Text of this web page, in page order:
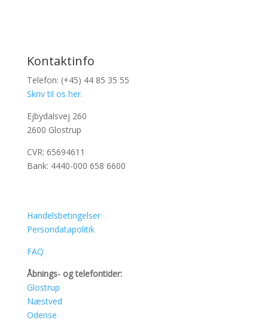
Kontaktinfo
Telefon: (+45) 44 85 35 55
Skriv til os her.
Ejbydalsvej 260
2600 Glostrup
CVR: 65694611
Bank: 4440-000 658 6600
Handelsbetingelser
Persondatapolitik
FAQ
Åbnings- og telefontider:
Glostrup
Næstved
Odense